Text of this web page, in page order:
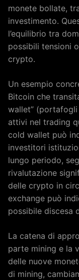
monete bollate,
investimento.
l’equilibrio tra
possibili tensioni
crypto.
Un esempio
Bitcoin che
wallet”
attivi nel trading
cold wallet può
investitori
lungo periodo,
rivalutazione
delle crypto in
exchange può
possibile discesa
La catena di
parte mining e la
delle nuove
di mining,